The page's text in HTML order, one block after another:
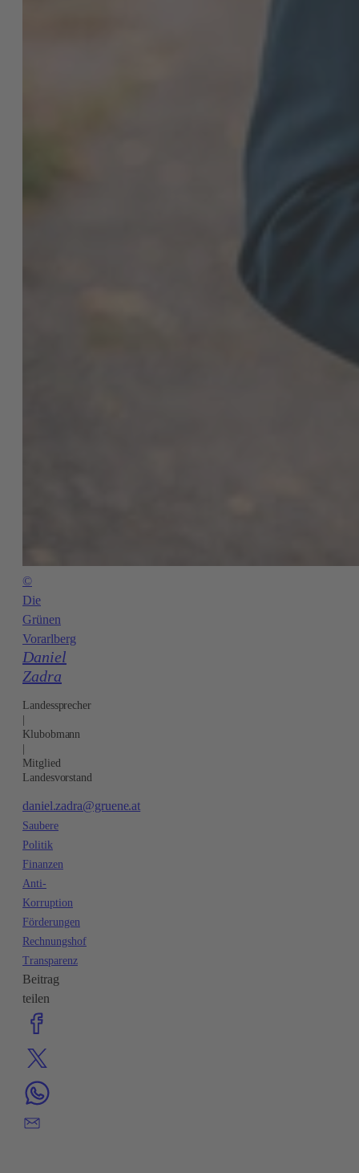
©
Die
Grünen
Vorarlberg
Daniel
Zadra
Landessprecher
Klubobmann
Mitglied
Landesvorstand
daniel.zadra@gruene.at
Saubere
Politik
Finanzen
Anti-
Korruption
Förderungen
Rechnungshof
Transparenz
Beitrag
teilen